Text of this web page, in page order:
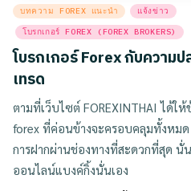
Posted
in
บทความ FOREX แนะนำ
แจ้งข่าว
โบรกเกอร์ FOREX (FOREX BROKERS)
โบรกเกอร์ Forex กับความ
เทรด
ตามที่เว็บไซต์ FOREXINTHAI ได้ใ
forex ที่ค่อนข้างจะครอบคลุมทั้งหมด
การฝากผ่านช่องทางที่สะดวกที่สุด นั่
ออนไลน์แบงค์กิ้งนั่นเอง